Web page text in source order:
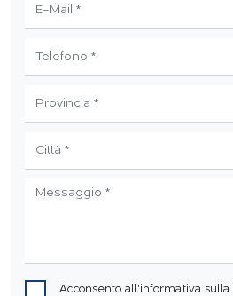
Acconsento all'informativa sulla